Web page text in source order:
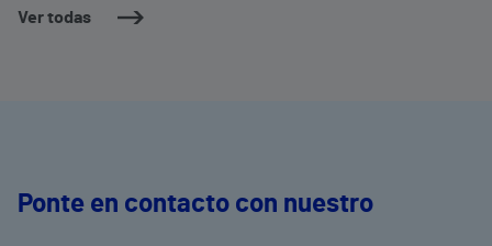
Ver todas
Ponte en contacto con nuestro